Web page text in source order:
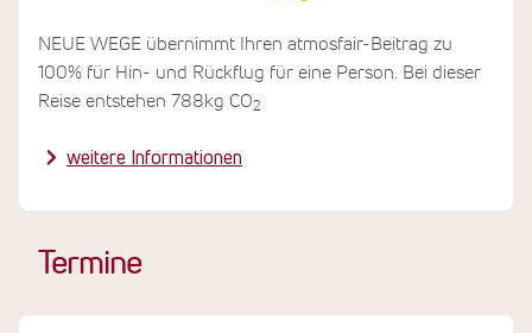
eingekauft. Einiges an Obst und Gemüse wird vor Ort
selbst angebaut.
NEUE WEGE übernimmt Ihren atmosfair-Beitrag zu
100% für Hin- und Rückflug für eine Person. Bei dieser
Reise entstehen 788kg CO2
weitere Informationen
Termine